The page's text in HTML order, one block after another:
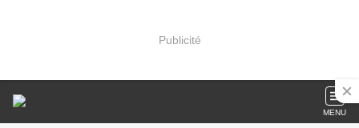
Publicité
MENU